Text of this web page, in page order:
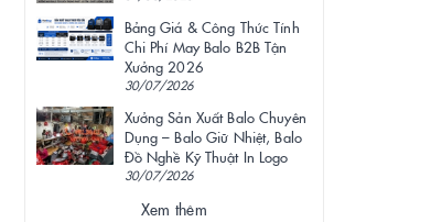
Bảng Giá & Công Thức Tính
Chi Phí May Balo B2B Tận
Xưởng 2026
30/07/2026
Xưởng Sản Xuất Balo Chuyên
Dụng – Balo Giữ Nhiệt, Balo
Đồ Nghề Kỹ Thuật In Logo
30/07/2026
Xem thêm